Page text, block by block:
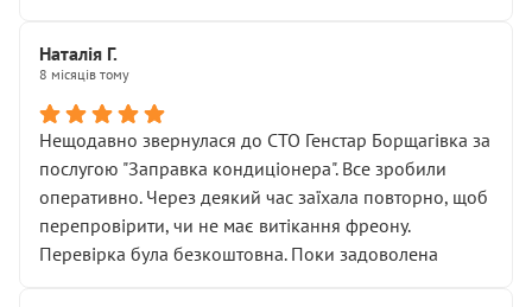
Наталія Г.
8 місяців тому
Нещодавно звернулася до СТО Генстар Борщагівка за
послугою "Заправка кондиціонера". Все зробили
оперативно. Через деякий час заїхала повторно, щоб
перепровірити, чи не має витікання фреону.
Перевірка була безкоштовна. Поки задоволена